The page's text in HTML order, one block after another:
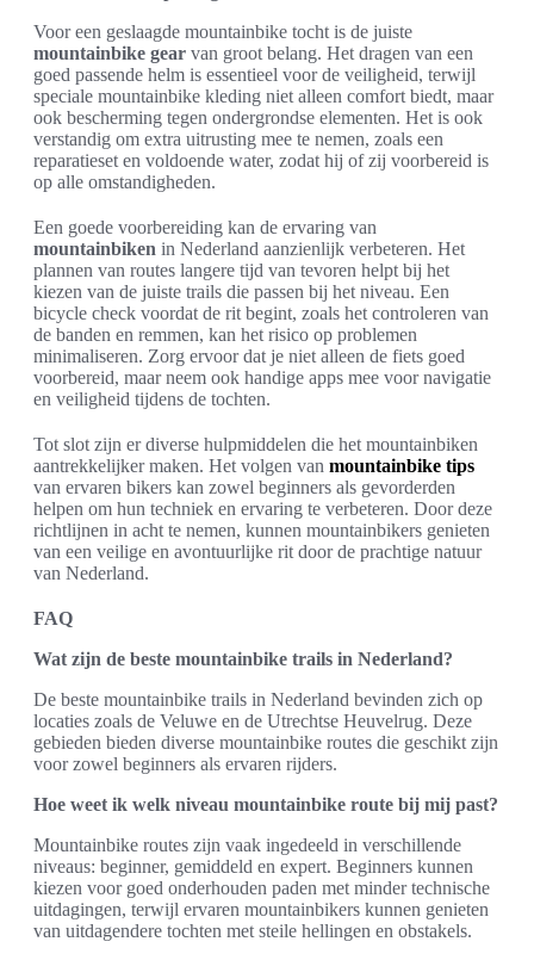
Voor een geslaagde mountainbike tocht is de juiste
mountainbike gear van groot belang. Het dragen van een
goed passende helm is essentieel voor de veiligheid, terwijl
speciale mountainbike kleding niet alleen comfort biedt, maar
ook bescherming tegen ondergrondse elementen. Het is ook
verstandig om extra uitrusting mee te nemen, zoals een
reparatieset en voldoende water, zodat hij of zij voorbereid is
op alle omstandigheden.
Een goede voorbereiding kan de ervaring van
mountainbiken in Nederland aanzienlijk verbeteren. Het
plannen van routes langere tijd van tevoren helpt bij het
kiezen van de juiste trails die passen bij het niveau. Een
bicycle check voordat de rit begint, zoals het controleren van
de banden en remmen, kan het risico op problemen
minimaliseren. Zorg ervoor dat je niet alleen de fiets goed
voorbereid, maar neem ook handige apps mee voor navigatie
en veiligheid tijdens de tochten.
Tot slot zijn er diverse hulpmiddelen die het mountainbiken
aantrekkelijker maken. Het volgen van mountainbike tips
van ervaren bikers kan zowel beginners als gevorderden
helpen om hun techniek en ervaring te verbeteren. Door deze
richtlijnen in acht te nemen, kunnen mountainbikers genieten
van een veilige en avontuurlijke rit door de prachtige natuur
van Nederland.
FAQ
Wat zijn de beste mountainbike trails in Nederland?
De beste mountainbike trails in Nederland bevinden zich op
locaties zoals de Veluwe en de Utrechtse Heuvelrug. Deze
gebieden bieden diverse mountainbike routes die geschikt zijn
voor zowel beginners als ervaren rijders.
Hoe weet ik welk niveau mountainbike route bij mij past?
Mountainbike routes zijn vaak ingedeeld in verschillende
niveaus: beginner, gemiddeld en expert. Beginners kunnen
kiezen voor goed onderhouden paden met minder technische
uitdagingen, terwijl ervaren mountainbikers kunnen genieten
van uitdagendere tochten met steile hellingen en obstakels.